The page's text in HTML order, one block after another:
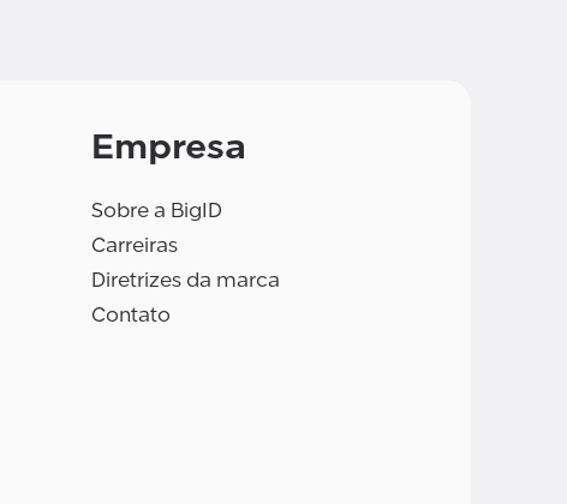
Empresa
Sobre a BigID
Carreiras
Diretrizes da marca
Contato